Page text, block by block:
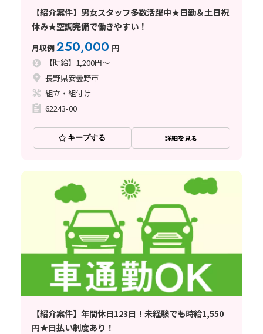
【紹介案件】男女スタッフ多数活躍中★日勤＆土日祝
休み★空調完備で働きやすい！
月収例250,000 円
【時給】1,200円～
長野県安曇野市
組立・組付け
62243-00
キープする 詳細を見る
【紹介案件】年間休日123日！未経験でも時給1,550
円★日払い制度あり！